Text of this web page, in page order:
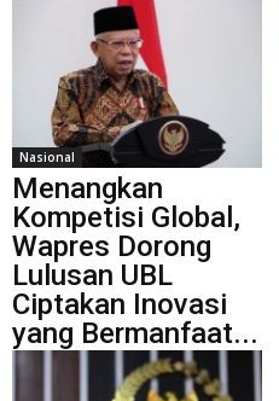
Nasional
Menangkan
Kompetisi Global,
Wapres Dorong
Lulusan UBL
Ciptakan Inovasi
yang Bermanfaat...